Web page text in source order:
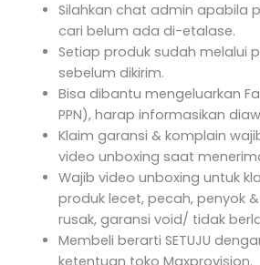
Silahkan chat admin apabila
cari belum ada di-etalase.
Setiap produk sudah melalui
sebelum dikirim.
Bisa dibantu mengeluarkan
PPN), harap informasikan
Klaim garansi & komplain
video unboxing saat
Wajib video unboxing untuk
produk lecet, pecah, penyok
rusak, garansi void/ tidak
Membeli berarti SETUJU